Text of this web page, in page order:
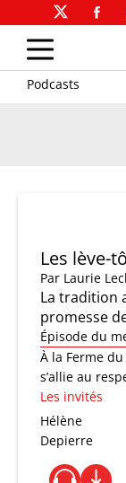
Podcasts
Les lève-
Par Laurie
La tradition
promesse
Épisode du
À la Ferme
s’allie au
Les invités
Hélène
Depierre